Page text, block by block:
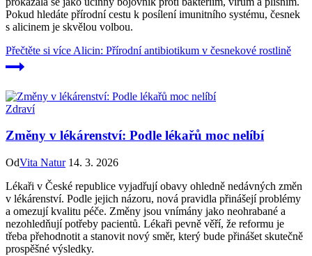
Pokud hledáte přírodní cestu k posílení imunitního systému, česnek
s alicinem je skvělou volbou.
Přečtěte si více Alicin: Přírodní antibiotikum v česnekové rostlině
Zdraví
Změny v lékárenství: Podle lékařů moc nelíbí
OdVita Natur 14. 3. 2026
Lékaři v České republice vyjadřují obavy ohledně nedávných změn
v lékárenství. Podle jejich názoru, nová pravidla přinášejí problémy
a omezují kvalitu péče. Změny jsou vnímány jako neohrabané a
nezohledňují potřeby pacientů. Lékaři pevně věří, že reformu je
třeba přehodnotit a stanovit nový směr, který bude přinášet skutečně
prospěšné výsledky.